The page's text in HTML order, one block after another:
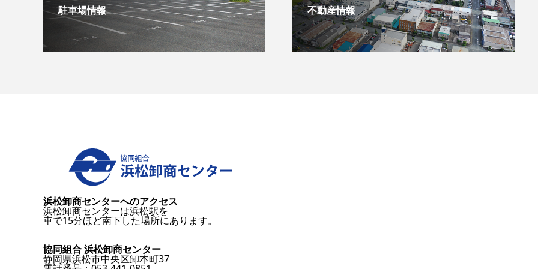
駐車場情報 不動産情報
浜松卸商センターへのアクセス
浜松卸商センターは浜松駅を
車で15分ほど南下した場所にあります。
協同組合 浜松卸商センター
静岡県浜松市中央区卸本町37